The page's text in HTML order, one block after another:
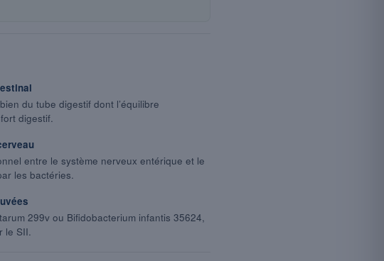
du tube digestif dont l’équilibre
digestif.
entre le système nerveux entérique et le
les bactéries.
299v ou Bifidobacterium infantis 35624,
le SII.